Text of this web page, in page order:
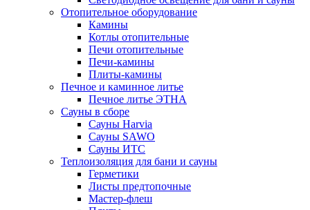
Отопительное оборудование
Камины
Котлы отопительные
Печи отопительные
Печи-камины
Плиты-камины
Печное и каминное литье
Печное литье ЭТНА
Сауны в сборе
Cауны Harvia
Сауны SAWO
Сауны ИТС
Теплоизоляция для бани и сауны
Герметики
Листы предтопочные
Мастер-флеш